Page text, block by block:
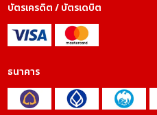
บัตรเครดิต / บัตรเดบิต
ธนาคาร